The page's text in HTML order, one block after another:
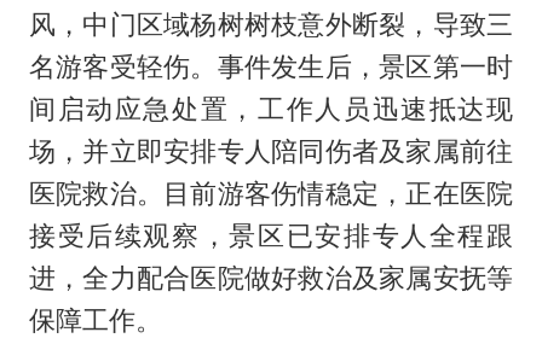
风，中门区域杨树树枝意外断裂，导致三
名游客受轻伤。事件发生后，景区第一时
间启动应急处置，工作人员迅速抵达现
场，并立即安排专人陪同伤者及家属前往
医院救治。目前游客伤情稳定，正在医院
接受后续观察，景区已安排专人全程跟
进，全力配合医院做好救治及家属安抚等
保障工作。